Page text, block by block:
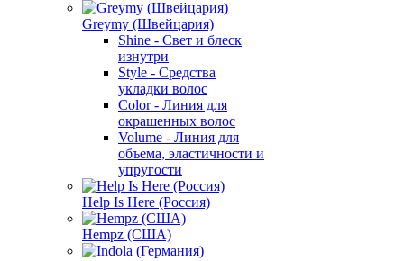
Greymy (Швейцария)
Shine - Свет и блеск
изнутри
Style - Средства
укладки волос
Color - Линия для
окрашенных волос
Volume - Линия для
объема, эластичности и
упругости
Help Is Here (Россия)
Hempz (США)